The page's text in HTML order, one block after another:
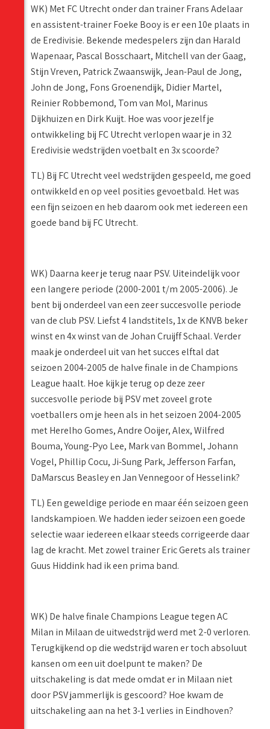
WK) Met FC Utrecht onder dan trainer Frans Adelaar
en assistent-trainer Foeke Booy is er een 10e plaats in
de Eredivisie. Bekende medespelers zijn dan Harald
Wapenaar, Pascal Bosschaart, Mitchell van der Gaag,
Stijn Vreven, Patrick Zwaanswijk, Jean-Paul de Jong,
John de Jong, Fons Groenendijk, Didier Martel,
Reinier Robbemond, Tom van Mol, Marinus
Dijkhuizen en Dirk Kuijt. Hoe was voor jezelf je
ontwikkeling bij FC Utrecht verlopen waar je in 32
Eredivisie wedstrijden voetbalt en 3x scoorde?
TL) Bij FC Utrecht veel wedstrijden gespeeld, me goed
ontwikkeld en op veel posities gevoetbald. Het was
een fijn seizoen en heb daarom ook met iedereen een
goede band bij FC Utrecht.
WK) Daarna keer je terug naar PSV. Uiteindelijk voor
een langere periode (2000-2001 t/m 2005-2006). Je
bent bij onderdeel van een zeer succesvolle periode
van de club PSV. Liefst 4 landstitels, 1x de KNVB beker
winst en 4x winst van de Johan Cruijff Schaal. Verder
maak je onderdeel uit van het succes elftal dat
seizoen 2004-2005 de halve finale in de Champions
League haalt. Hoe kijk je terug op deze zeer
succesvolle periode bij PSV met zoveel grote
voetballers om je heen als in het seizoen 2004-2005
met Herelho Gomes, Andre Ooijer, Alex, Wilfred
Bouma, Young-Pyo Lee, Mark van Bommel, Johann
Vogel, Phillip Cocu, Ji-Sung Park, Jefferson Farfan,
DaMarscus Beasley en Jan Vennegoor of Hesselink?
TL) Een geweldige periode en maar één seizoen geen
landskampioen. We hadden ieder seizoen een goede
selectie waar iedereen elkaar steeds corrigeerde daar
lag de kracht. Met zowel trainer Eric Gerets als trainer
Guus Hiddink had ik een prima band.
WK) De halve finale Champions League tegen AC
Milan in Milaan de uitwedstrijd werd met 2-0 verloren.
Terugkijkend op die wedstrijd waren er toch absoluut
kansen om een uit doelpunt te maken? De
uitschakeling is dat mede omdat er in Milaan niet
door PSV jammerlijk is gescoord? Hoe kwam de
uitschakeling aan na het 3-1 verlies in Eindhoven?